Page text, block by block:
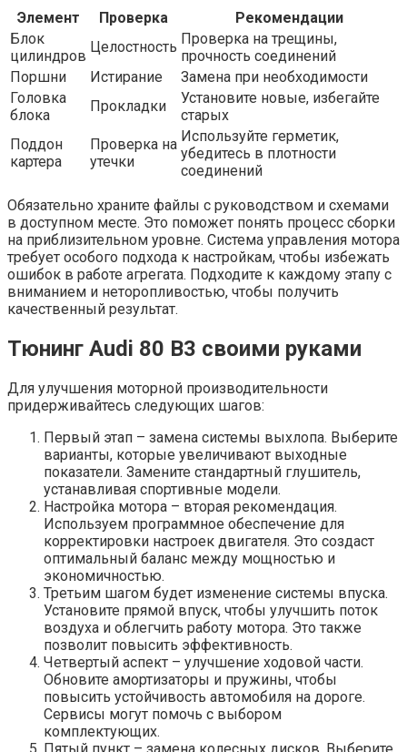
Элемент Проверка
Рекомендации
Блок
цилиндров
Целостность Проверка на трещины,
прочность соединений
Поршни
Истирание
Замена при необходимости
Головка
блока
Прокладки
Установите новые, избегайте
старых
Поддон
картера
Проверка на
утечки
Используйте герметик,
убедитесь в плотности
соединений
Обязательно храните файлы с руководством и схемами
в доступном месте. Это поможет понять процесс сборки
на приблизительном уровне. Система управления мотора
требует особого подхода к настройкам, чтобы избежать
ошибок в работе агрегата. Подходите к каждому этапу с
вниманием и неторопливостью, чтобы получить
качественный результат.
Тюнинг Audi 80 B3 своими руками
Для улучшения моторной производительности
придерживайтесь следующих шагов:
Первый этап – замена системы выхлопа. Выберите
варианты, которые увеличивают выходные
показатели. Замените стандартный глушитель,
устанавливая спортивные модели.
Настройка мотора – вторая рекомендация.
Используем программное обеспечение для
корректировки настроек двигателя. Это создаст
оптимальный баланс между мощностью и
экономичностью.
Третьим шагом будет изменение системы впуска.
Установите прямой впуск, чтобы улучшить поток
воздуха и облегчить работу мотора. Это также
позволит повысить эффективность.
Четвертый аспект – улучшение ходовой части.
Обновите амортизаторы и пружины, чтобы
повысить устойчивость автомобиля на дороге.
Сервисы могут помочь с выбором
комплектующих.
Пятый пункт – замена колесных дисков. Выберите